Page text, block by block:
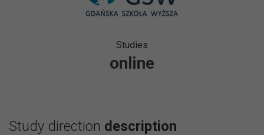
Studies
online
Study direction description